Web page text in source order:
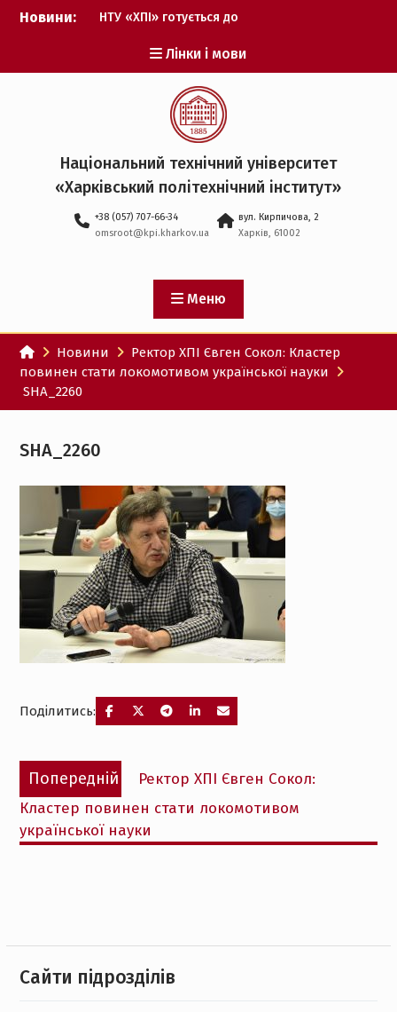
Перейти
Новини:
НТУ «ХПІ» готується до
Музичні таланти ХПІ
запрошуються на
Всеукраїнський
фестиваль «Червона
рута – 2027»
ХПІ уклав угоду про
партнерство з ДержНДІ
технологій кібербезпеки
Головнокомандувачем
Збройних Сил України
участю ХПІ обговорили
перспективи українсько-
іспанського
технологічного
партнерства
Лінки і мови
Національний технічний університет
«Харківський політехнічний iнститут»
+38 (057) 707-66-34
omsroot@kpi.kharkov.ua
вул. Кирпичова, 2
Харків, 61002
Меню
Новини
Ректор ХПІ Євген Сокол: Кластер
повинен стати локомотивом української науки
SHA_2260
SHA_2260
Поділитись:
Навігація
записів
Попередній
Попередній
запис:
Ректор ХПІ Євген Сокол:
Кластер повинен стати локомотивом
української науки
Cайти підрозділів